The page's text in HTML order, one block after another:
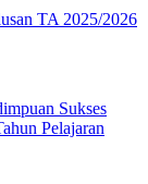
TA 2025/2026
Sukses
Pelajaran